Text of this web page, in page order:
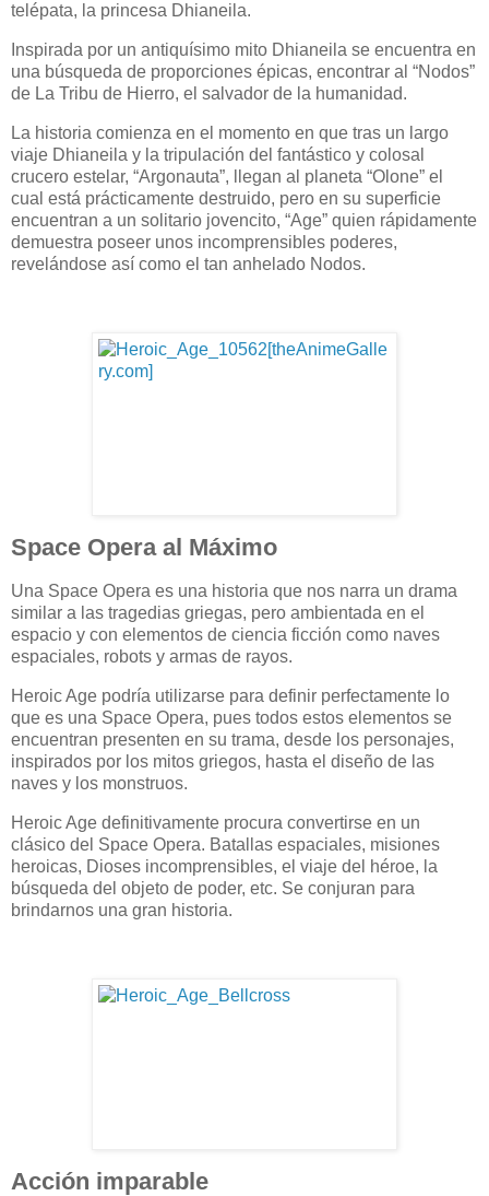
telépata, la princesa Dhianeila.
Inspirada por un antiquísimo mito Dhianeila se encuentra en
una búsqueda de proporciones épicas, encontrar al “Nodos”
de La Tribu de Hierro, el salvador de la humanidad.
La historia comienza en el momento en que tras un largo
viaje Dhianeila y la tripulación del fantástico y colosal
crucero estelar, “Argonauta”, llegan al planeta “Olone” el
cual está prácticamente destruido, pero en su superficie
encuentran a un solitario jovencito, “Age” quien rápidamente
demuestra poseer unos incomprensibles poderes,
revelándose así como el tan anhelado Nodos.
Space Opera al Máximo
Una Space Opera es una historia que nos narra un drama
similar a las tragedias griegas, pero ambientada en el
espacio y con elementos de ciencia ficción como naves
espaciales, robots y armas de rayos.
Heroic Age podría utilizarse para definir perfectamente lo
que es una Space Opera, pues todos estos elementos se
encuentran presenten en su trama, desde los personajes,
inspirados por los mitos griegos, hasta el diseño de las
naves y los monstruos.
Heroic Age definitivamente procura convertirse en un
clásico del Space Opera. Batallas espaciales, misiones
heroicas, Dioses incomprensibles, el viaje del héroe, la
búsqueda del objeto de poder, etc. Se conjuran para
brindarnos una gran historia.
Acción imparable